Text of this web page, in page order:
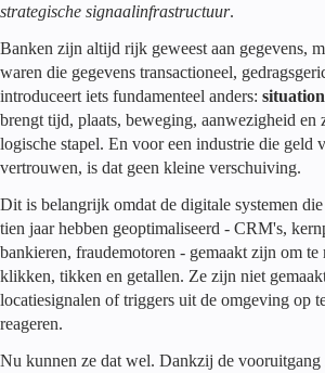
strategische signaalinfrastructuur.
Banken zijn altijd rijk geweest aan gegevens,
waren die gegevens transactioneel,
introduceert iets fundamenteel anders:
brengt tijd, plaats, beweging, aanwezigheid en
logische stapel. En voor een industrie die geld
vertrouwen, is dat geen kleine verschuiving.
Dit is belangrijk omdat de digitale systemen
tien jaar hebben geoptimaliseerd - CRM's,
bankieren, fraudemotoren - gemaakt zijn om te
klikken, tikken en getallen. Ze zijn niet
locatiesignalen of triggers uit de omgeving op
reageren.
Nu kunnen ze dat wel. Dankzij de vooruitgang